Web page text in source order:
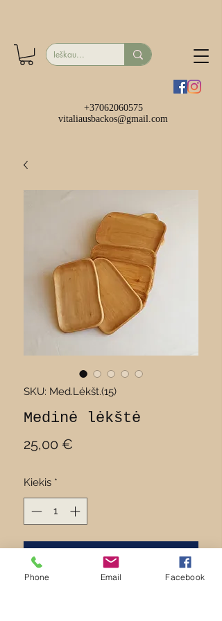
+37062060575
vitaliausbackos@gmail.com
SKU: Med.Lėkšt.(15)
Medinė lėkštė
25,00 €
Kiekis *
Įdėti į krepšelį
Phone Email Facebook